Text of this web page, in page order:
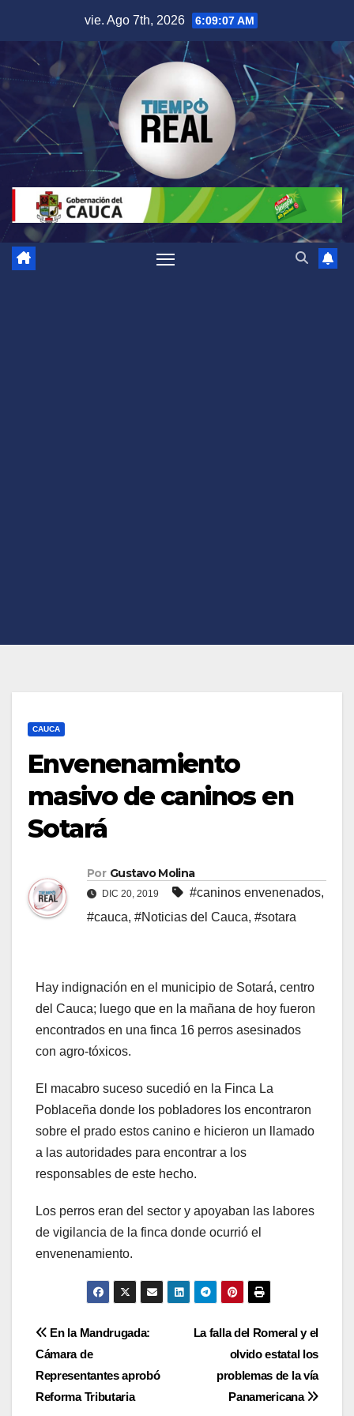
contenido
vie. Ago 7th, 2026 6:09:08 AM
CAUCA
Envenenamiento
masivo de caninos en
Sotará
Por Gustavo Molina
DIC 20, 2019 #caninos envenenados,
#cauca, #Noticias del Cauca, #sotara
Hay indignación en el municipio de Sotará, centro
del Cauca; luego que en la mañana de hoy fueron
encontrados en una finca 16 perros asesinados
con agro-tóxicos.
El macabro suceso sucedió en la Finca La
Poblaceña donde los pobladores los encontraron
sobre el prado estos canino e hicieron un llamado
a las autoridades para encontrar a los
responsables de este hecho.
Los perros eran del sector y apoyaban las labores
de vigilancia de la finca donde ocurrió el
envenenamiento.
Navegación
de
entradas
La falla del Romeral y el
olvido estatal los
problemas de la vía
Panamericana
En la Mandrugada:
Cámara de
Representantes aprobó
Reforma Tributaria